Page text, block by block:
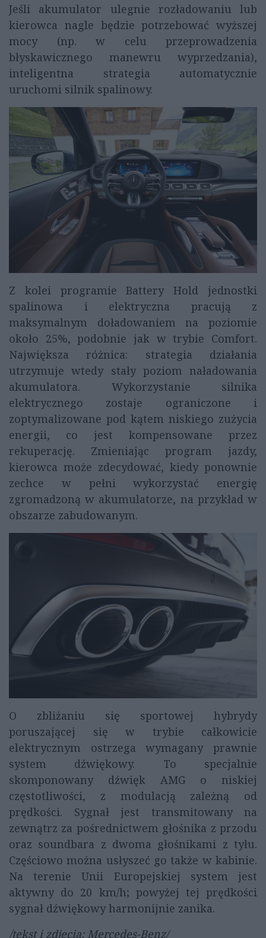
Jeśli akumulator ulegnie rozładowaniu lub
kierowca nagle będzie potrzebować wyższej
mocy (np. w celu przeprowadzenia
błyskawicznego manewru wyprzedzania),
inteligentna strategia automatycznie
uruchomi silnik spalinowy.
Z kolei programie Battery Hold jednostki
spalinowa i elektryczna pracują z
maksymalnym doładowaniem na poziomie
około 25%, podobnie jak w trybie Comfort.
Największa różnica: strategia działania
utrzymuje wtedy stały poziom naładowania
akumulatora. Wykorzystanie silnika
elektrycznego zostaje ograniczone i
zoptymalizowane pod kątem niskiego zużycia
energii, co jest kompensowane przez
rekuperację. Zmieniając program jazdy,
kierowca może zdecydować, kiedy ponownie
zechce w pełni wykorzystać energię
zgromadzoną w akumulatorze, na przykład w
obszarze zabudowanym.
O zbliżaniu się sportowej hybrydy
poruszającej się w trybie całkowicie
elektrycznym ostrzega wymagany prawnie
system dźwiękowy. To specjalnie
skomponowany dźwięk AMG o niskiej
częstotliwości, z modulacją zależną od
prędkości. Sygnał jest transmitowany na
zewnątrz za pośrednictwem głośnika z przodu
oraz soundbara z dwoma głośnikami z tyłu.
Częściowo można usłyszeć go także w kabinie.
Na terenie Unii Europejskiej system jest
aktywny do 20 km/h; powyżej tej prędkości
sygnał dźwiękowy harmonijnie zanika.
/tekst i zdjęcia: Mercedes-Benz/